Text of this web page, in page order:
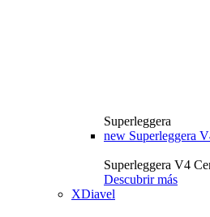
Superleggera
new Superleggera
Superleggera V4
Descubrir más
XDiavel